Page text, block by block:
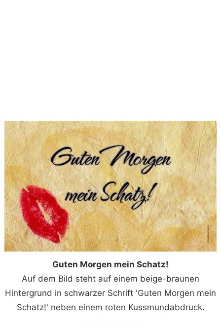
Guten Morgen mein Schatz!
Auf dem Bild steht auf einem beige-braunen
Hintergrund in schwarzer Schrift 'Guten Morgen mein
Schatz!' neben einem roten Kussmundabdruck.